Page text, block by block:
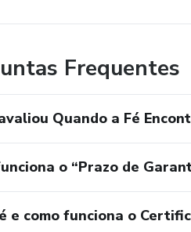
Frequentes
Quando a Fé
o “Prazo de
e como funciona o